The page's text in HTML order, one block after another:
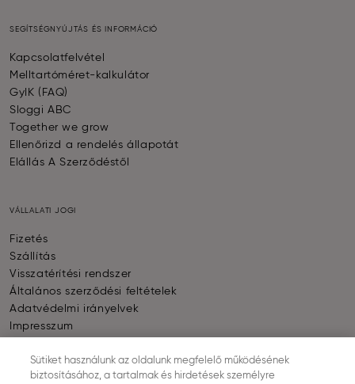
SEGÍTSÉGNYÚJTÁS ÉS INFORMÁCIÓ
Kapcsolatfelvétel
Melltartóméret-kalkulátor
GyIK (FAQ)
Sloggi ABC
Together we grow
Ellenőrizd a rendelés állapotát
Elállás A Szerződéstől
VÁLLALATI JOGI
Fizetés
Szállítás
Visszatérítési rendszer
Általános szerződési feltételek
Adatvédelmi irányelvek
Impresszum
Sütiket használunk az oldalunk megfelelő működésének
biztosításához, a tartalmak és hirdetések személyre